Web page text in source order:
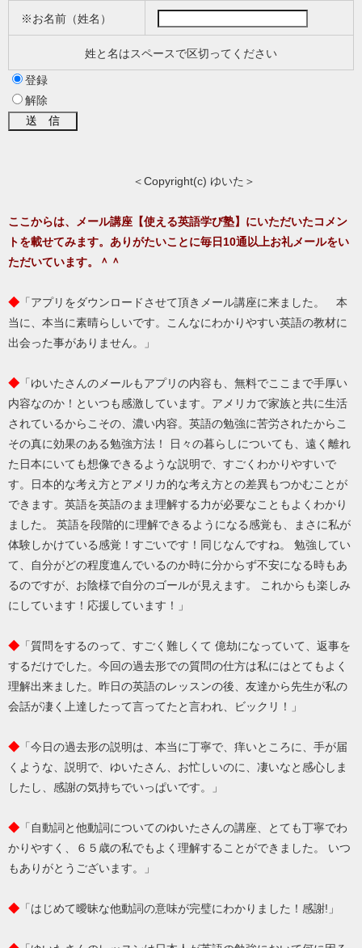
※お名前（姓名）
姓と名はスペースで区切ってください
登録
解除
＜Copyright(c) ゆいた＞
ここからは、メール講座【使える英語学び塾】にいただいたコメン
トを載せてみます。ありがたいことに毎日10通以上お礼メールをい
ただいています。＾＾
◆ 「アプリをダウンロードさせて頂きメール講座に来ました。 本
当に、本当に素晴らしいです。こんなにわかりやすい英語の教材に
出会った事がありません。」
◆ 「ゆいたさんのメールもアプリの内容も、無料でここまで手厚い
内容なのか！といつも感激しています。アメリカで家族と共に生活
されているからこその、濃い内容。英語の勉強に苦労されたからこ
その真に効果のある勉強方法！ 日々の暮らしについても、遠く離れ
た日本にいても想像できるような説明で、すごくわかりやすいで
す。日本的な考え方とアメリカ的な考え方との差異もつかむことが
できます。英語を英語のまま理解する力が必要なこともよくわかり
ました。 英語を段階的に理解できるようになる感覚も、まさに私が
体験しかけている感覚！すごいです！同じなんですね。 勉強してい
て、自分がどの程度進んでいるのか時に分からず不安になる時もあ
るのですが、お陰様で自分のゴールが見えます。 これからも楽しみ
にしています！応援しています！」
◆ 「質問をするのって、すごく難しくて 億劫になっていて、返事を
するだけでした。今回の過去形での質問の仕方は私にはとてもよく
理解出来ました。昨日の英語のレッスンの後、友達から先生が私の
会話が凄く上達したって言ってたと言われ、ビックリ！」
◆ 「今日の過去形の説明は、本当に丁寧で、痒いところに、手が届
くような、説明で、ゆいたさん、お忙しいのに、凄いなと感心しま
したし、感謝の気持ちでいっぱいです。」
◆ 「自動詞と他動詞についてのゆいたさんの講座、とても丁寧でわ
かりやすく、６５歳の私でもよく理解することができました。 いつ
もありがとうございます。」
◆ 「はじめて曖昧な他動詞の意味が完璧にわかりました！感謝!」